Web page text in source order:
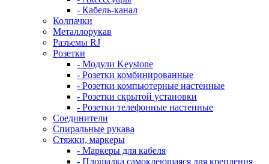
- Кабель-канал
Колпачки
Металлорукав
Разъемы RJ
Розетки
- Модули Keystone
- Розетки комбинированные
- Розетки компьютерные настенные
- Розетки скрытой установки
- Розетки телефонные настенные
Соединители
Спиральные рукава
Стяжки, маркеры
- Маркеры для кабеля
- Площадка самоклеющаяся для крепления